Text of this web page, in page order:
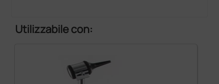
Utilizzabile con: